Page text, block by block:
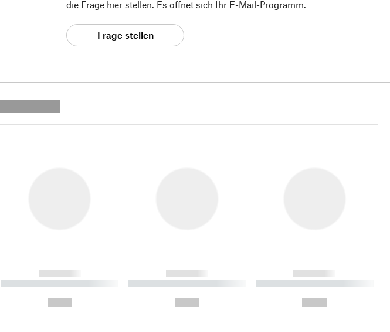
die Frage hier stellen. Es öffnet sich Ihr E-Mail-Programm.
Frage stellen
------------
----------- ----------- ----------
------------
----------- ----------- ----------
------------
----------- ----------- ----------